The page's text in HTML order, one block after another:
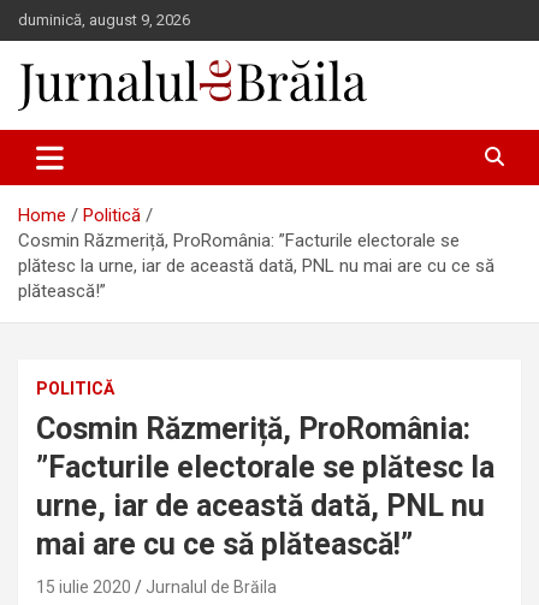
Skip
to
content
duminică, august 9, 2026
Jurnalul de Brăila
Home
Politică
Cosmin Răzmeriță, ProRomânia: ”Facturile electorale se
plătesc la urne, iar de această dată, PNL nu mai are cu ce să
plătească!”
POLITICĂ
Cosmin Răzmeriță, ProRomânia:
”Facturile electorale se plătesc la
urne, iar de această dată, PNL nu
mai are cu ce să plătească!”
15 iulie 2020 Jurnalul de Brăila